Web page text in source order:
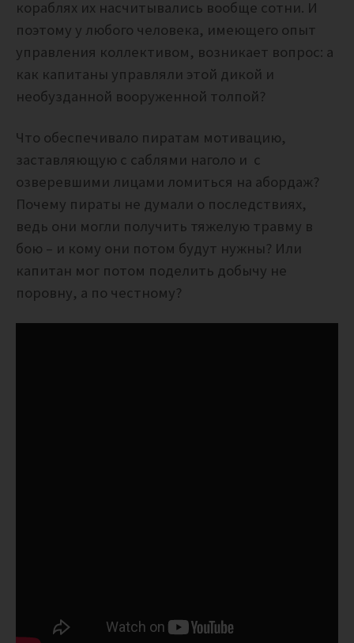
кораблях их насчитывались вообще сотни. И
поэтому у любого человека, имеющего опыт
управления коллективом, возникает вопрос: а
как капитаны управляли этой дикой и
необузданной вооруженной толпой?
Что обеспечивало пиратам мотивацию,
заставляющую с саблями наголо и с
озверевшими лицами ломиться на абордаж?
Почему пираты не думали о последствиях,
ведь они могли получить тяжелую травму в
бою – и кому они потом будут нужны? Или
капитан мог потом поделить добычу не
поровну, а по честному?